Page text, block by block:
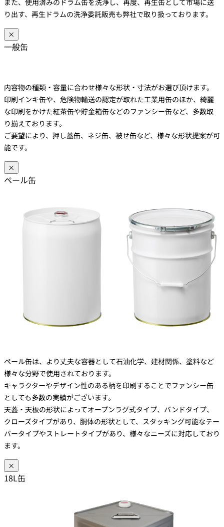
り出す、再生ドラムの洗浄委託販売も弊社で取り扱っております。
×
一般缶
内容物の種類・容量に合わせ様々な形状・寸法がお選び頂けます。
印刷インキ缶や、危険物輸送の認定が取れた工業用缶のほか、綺麗
な印刷をかけた紅茶缶や貯金箱缶などのファンシー缶など、多数取
り揃えております。
ご要望により、押し蓋缶、ネジ缶、被せ缶など、様々な形状提案が可
能です。
×
ペール缶
ペール缶は、より丈夫な容器として石油化学、建材関係、塗料など
様々な分野で使用されております。
キャラクターやデザイン性のある柄を印刷することでファンシー缶
としても多数の実績がございます。
天蓋・天板の形状によってオープンラグ式タイプ、バンドタイプ、
クローズタイプがあり、胴体の形状として、スタッキング可能なテー
パータイプやストレートタイプがあり、様々なニーズに対応しており
ます。
×
18L缶